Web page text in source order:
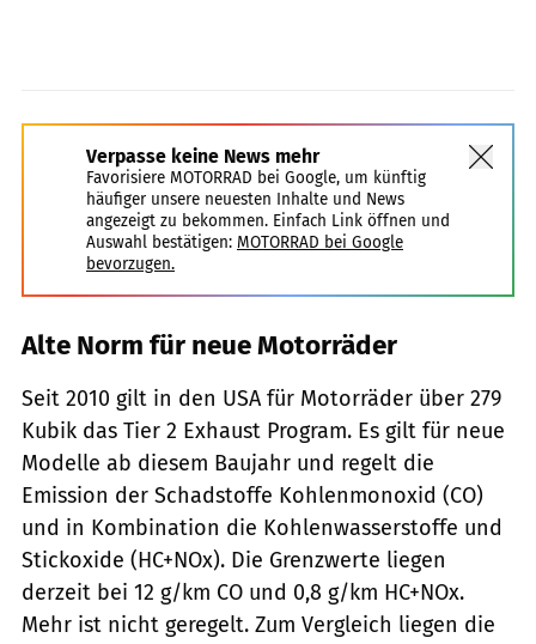
Verpasse keine News mehr
Favorisiere MOTORRAD bei Google, um künftig
häufiger unsere neuesten Inhalte und News
angezeigt zu bekommen. Einfach Link öffnen und
Auswahl bestätigen: MOTORRAD bei Google
bevorzugen.
Alte Norm für neue Motorräder
Seit 2010 gilt in den USA für Motorräder über 279
Kubik das Tier 2 Exhaust Program. Es gilt für neue
Modelle ab diesem Baujahr und regelt die
Emission der Schadstoffe Kohlenmonoxid (CO)
und in Kombination die Kohlenwasserstoffe und
Stickoxide (HC+NOx). Die Grenzwerte liegen
derzeit bei 12 g/km CO und 0,8 g/km HC+NOx.
Mehr ist nicht geregelt. Zum Vergleich liegen die